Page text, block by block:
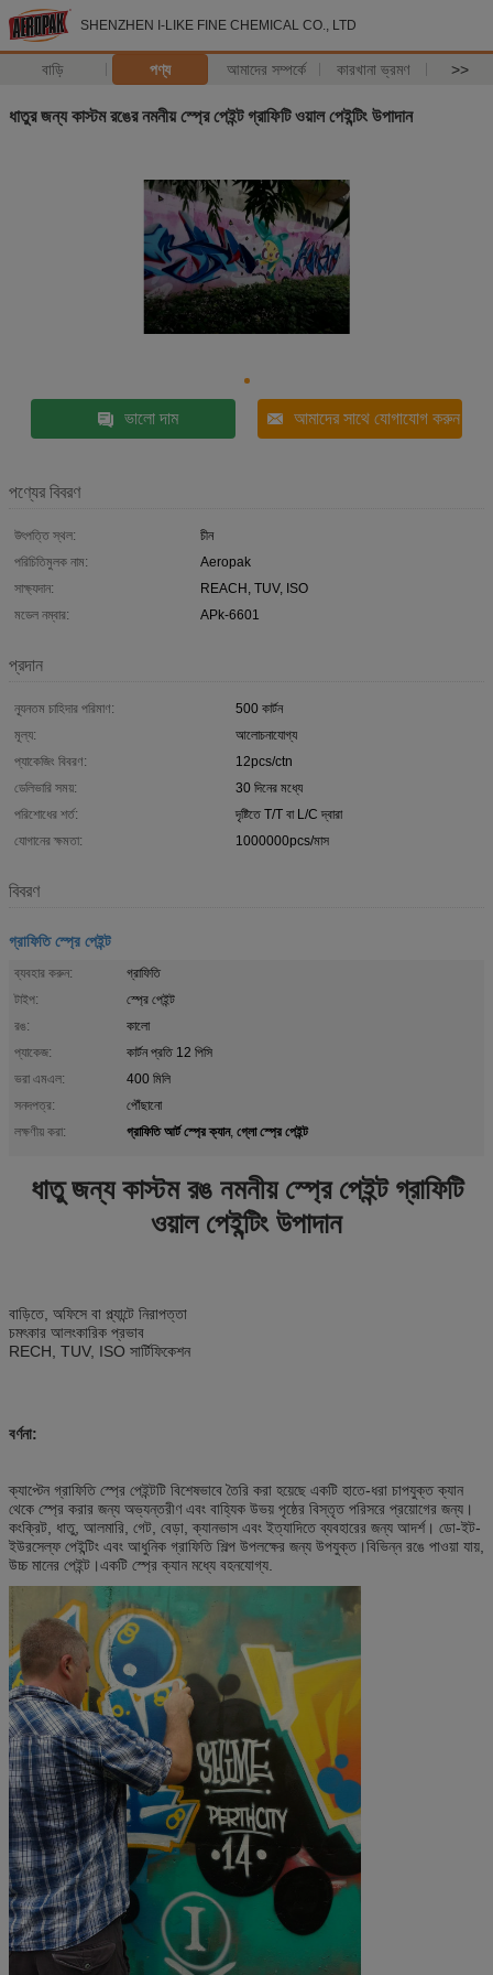
SHENZHEN I-LIKE FINE CHEMICAL CO., LTD
বাড়ি পণ্য আমাদের সম্পর্কে কারখানা ভ্রমণ >>
ধাতুর জন্য কাস্টম রঙের নমনীয় স্প্রে পেইন্ট গ্রাফিটি ওয়াল পেইন্টিং উপাদান
ভালো দাম আমাদের সাথে যোগাযোগ করুন
পণ্যের বিবরণ
উৎপত্তি স্থল:
চীন
পরিচিতিমুলক নাম:
Aeropak
সাক্ষ্যদান:
REACH, TUV, ISO
মডেল নম্বার:
APk-6601
প্রদান
ন্যূনতম চাহিদার পরিমাণ:
500 কার্টন
মূল্য:
আলোচনাযোগ্য
প্যাকেজিং বিবরণ:
12pcs/ctn
ডেলিভারি সময়:
30 দিনের মধ্যে
পরিশোধের শর্ত:
দৃষ্টিতে T/T বা L/C দ্বারা
যোগানের ক্ষমতা:
1000000pcs/মাস
বিবরণ
গ্রাফিতি স্প্রে পেইন্ট
ব্যবহার করুন:
গ্রাফিতি
টাইপ:
স্প্রে পেইন্ট
রঙ:
কালো
প্যাকেজ:
কার্টন প্রতি 12 পিসি
ভরা এমএল:
400 মিলি
সনদপত্র:
পৌঁছানো
লক্ষণীয় করা:
গ্রাফিতি আর্ট স্প্রে ক্যান, গ্লো স্প্রে পেইন্ট
ধাতু জন্য কাস্টম রঙ নমনীয় স্প্রে পেইন্ট গ্রাফিটি
ওয়াল পেইন্টিং উপাদান
বাড়িতে, অফিসে বা প্ল্যান্টে নিরাপত্তা
চমৎকার আলংকারিক প্রভাব
RECH, TUV, ISO সার্টিফিকেশন
বর্ণনা:
ক্যাপ্টেন গ্রাফিতি স্প্রে পেইন্টটি বিশেষভাবে তৈরি করা হয়েছে একটি হাতে-ধরা চাপযুক্ত ক্যান
থেকে স্প্রে করার জন্য অভ্যন্তরীণ এবং বাহ্যিক উভয় পৃষ্ঠের বিস্তৃত পরিসরে প্রয়োগের জন্য।
কংক্রিট, ধাতু, আলমারি, গেট, বেড়া, ক্যানভাস এবং ইত্যাদিতে ব্যবহারের জন্য আদর্শ। ডো-ইট-
ইউরসেল্ফ পেইন্টিং এবং আধুনিক গ্রাফিতি শিল্প উপলক্ষের জন্য উপযুক্ত।বিভিন্ন রঙে পাওয়া যায়,
উচ্চ মানের পেইন্ট।একটি স্প্রে ক্যান মধ্যে বহনযোগ্য.